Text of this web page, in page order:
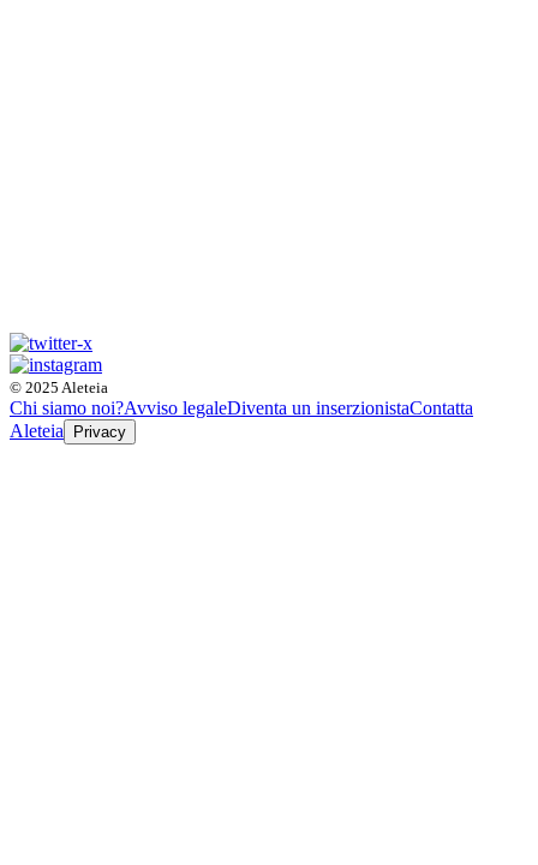
© 2025 Aleteia
Chi siamo noi?Avviso legaleDiventa un inserzionistaContatta
Aleteia
Privacy